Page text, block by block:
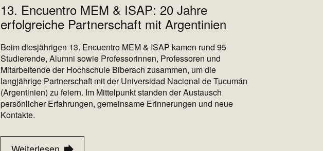
13. Encuentro MEM & ISAP: 20 Jahre
erfolgreiche Partnerschaft mit Argentinien
Beim diesjährigen 13. Encuentro MEM & ISAP kamen rund 95
Studierende, Alumni sowie Professorinnen, Professoren und
Mitarbeitende der Hochschule Biberach zusammen, um die
langjährige Partnerschaft mit der Universidad Nacional de Tucumán
(Argentinien) zu feiern. Im Mittelpunkt standen der Austausch
persönlicher Erfahrungen, gemeinsame Erinnerungen und neue
Kontakte.